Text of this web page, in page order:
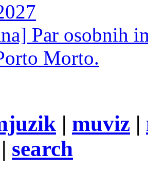
Par osobnih
Morto.
| muviz |
search